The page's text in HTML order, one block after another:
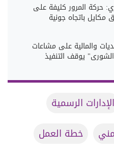
حركة المرور كثيفة على
مكايل باتجاه جونية
والمالية على مشاعات
يوقف التنفيذ
الإدارات الرسمية
خطة العمل